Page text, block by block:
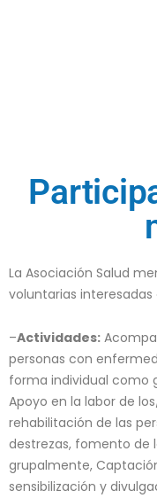
La Asociación Salud
voluntarias interesadas
–Actividades:
personas con
forma individual como
Apoyo en la labor de
rehabilitación de las
destrezas, fomento de
grupalmente,
sensibilización y